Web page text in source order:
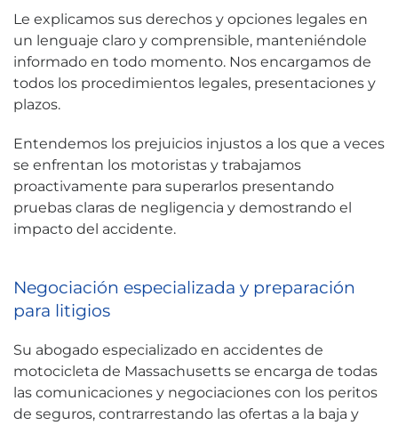
Le explicamos sus derechos y opciones legales en
un lenguaje claro y comprensible, manteniéndole
informado en todo momento. Nos encargamos de
todos los procedimientos legales, presentaciones y
plazos.
Entendemos los prejuicios injustos a los que a veces
se enfrentan los motoristas y trabajamos
proactivamente para superarlos presentando
pruebas claras de negligencia y demostrando el
impacto del accidente.
Negociación especializada y preparación
para litigios
Su abogado especializado en accidentes de
motocicleta de Massachusetts se encarga de todas
las comunicaciones y negociaciones con los peritos
de seguros, contrarrestando las ofertas a la baja y